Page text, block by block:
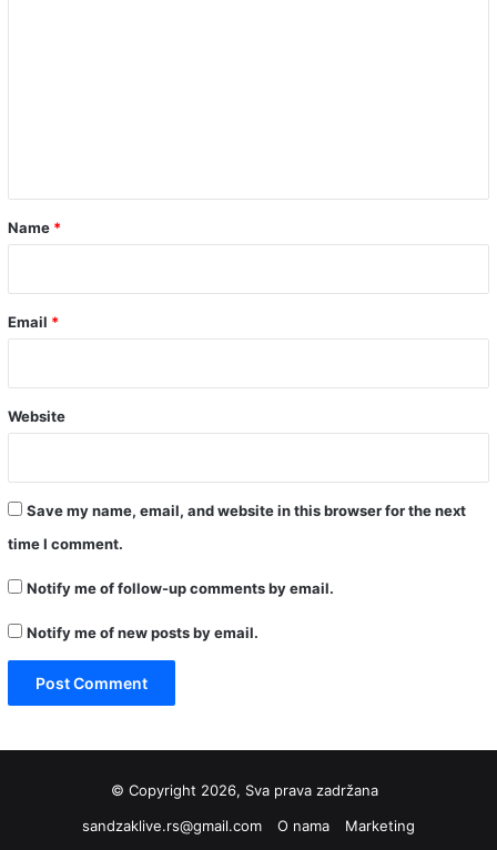
*
Name *
Email *
Website
Save my name, email, and website in this browser for the next
time I comment.
Notify me of follow-up comments by email.
Notify me of new posts by email.
© Copyright 2026, Sva prava zadržana
sandzaklive.rs@gmail.com
O nama Marketing